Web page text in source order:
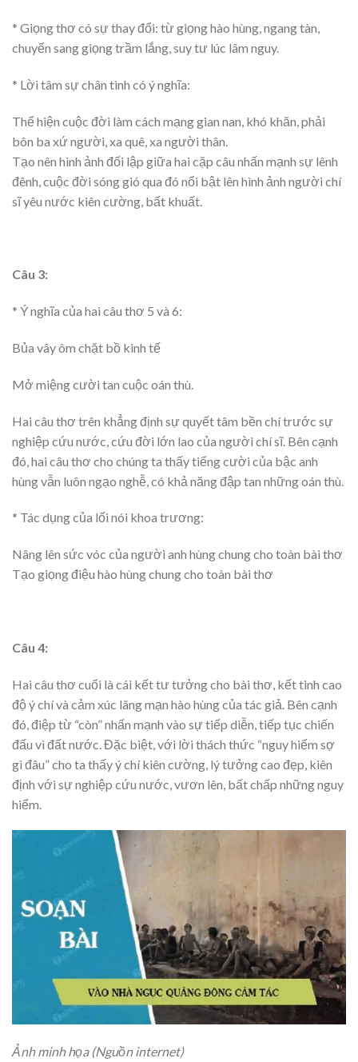
* Giọng thơ có sự thay đổi: từ giọng hào hùng, ngang tàn,
chuyển sang giọng trầm lắng, suy tư lúc lâm nguy.
* Lời tâm sự chân tình có ý nghĩa:
Thể hiện cuộc đời làm cách mạng gian nan, khó khăn, phải
bôn ba xứ người, xa quê, xa người thân.
Tạo nên hình ảnh đối lập giữa hai cặp câu nhấn mạnh sự lênh
đênh, cuộc đời sóng gió qua đó nổi bật lên hình ảnh người chí
sĩ yêu nước kiên cường, bất khuất.
Câu 3:
* Ý nghĩa của hai câu thơ 5 và 6:
Bủa vây ôm chặt bồ kinh tế
Mở miệng cười tan cuộc oán thù.
Hai câu thơ trên khẳng định sự quyết tâm bền chí trước sự
nghiệp cứu nước, cứu đời lớn lao của người chí sĩ. Bên cạnh
đó, hai câu thơ cho chúng ta thấy tiếng cười của bậc anh
hùng vẫn luôn ngạo nghễ, có khả năng đập tan những oán thù.
* Tác dụng của lối nói khoa trương:
Nâng lên sức vóc của người anh hùng chung cho toàn bài thơ
Tạo giọng điệu hào hùng chung cho toàn bài thơ
Câu 4:
Hai câu thơ cuối là cái kết tư tưởng cho bài thơ, kết tinh cao
độ ý chí và cảm xúc lãng mạn hào hùng của tác giả. Bên cạnh
đó, điệp từ “còn” nhấn mạnh vào sự tiếp diễn, tiếp tục chiến
đấu vì đất nước. Đặc biệt, với lời thách thức “nguy hiểm sợ
gì đâu” cho ta thấy ý chí kiên cường, lý tưởng cao đẹp, kiên
định với sự nghiệp cứu nước, vươn lên, bất chấp những nguy
hiểm.
Ảnh minh họa (Nguồn internet)